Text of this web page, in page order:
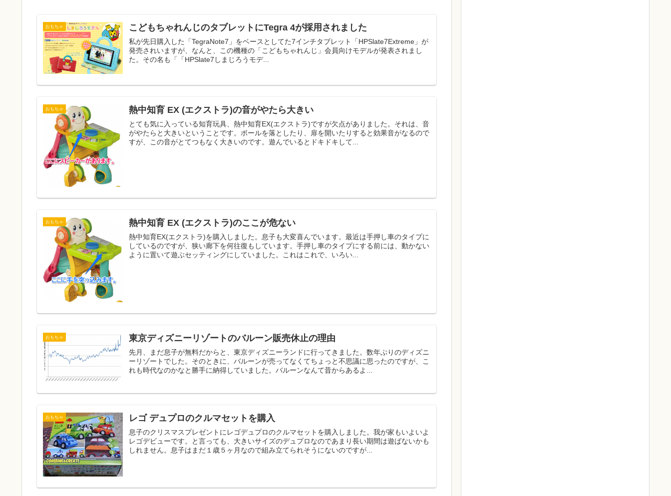
おもちゃ こどもちゃれんじのタブレットにTegra 4が採用されました
私が先日購入した「TegraNote7」をベースとしてた7インチタブレット「HPSlate7Extreme」が
発売されいますが、なんと、この機種の「こどもちゃれんじ」会員向けモデルが発表されまし
た。その名も「「HPSlate7しまじろうモデ...
おもちゃ 熱中知育 EX (エクストラ)の音がやたら大きい
とても気に入っている知育玩具、熱中知育EX(エクストラ)ですが欠点がありました。それは、音
がやたらと大きいということです。ボールを落としたり、扉を開いたりすると効果音がなるので
すが、この音がとてつもなく大きいのです。遊んでいるとドキドキして...
おもちゃ 熱中知育 EX (エクストラ)のここが危ない
熱中知育EX(エクストラ)を購入しました。息子も大変喜んでいます。最近は手押し車のタイプに
しているのですが、狭い廊下を何往復もしています。手押し車のタイプにする前には、動かない
ように置いて遊ぶセッティングにしていました。これはこれで、いろい...
おもちゃ 東京ディズニーリゾートのバルーン販売休止の理由
先月、まだ息子が無料だからと、東京ディズニーランドに行ってきました。数年ぶりのディズニ
ーリゾートでした。そのときに、バルーンが売ってなくてちょっと不思議に思ったのですが、こ
れも時代なのかなと勝手に納得していました。バルーンなんて昔からあるよ...
おもちゃ レゴ デュプロのクルマセットを購入
息子のクリスマスプレゼントにレゴデュプロのクルマセットを購入しました。我が家もいよいよ
レゴデビューです。と言っても、大きいサイズのデュプロなのであまり長い期間は遊ばないかも
しれません。息子はまだ１歳５ヶ月なので組み立てられそうにないのですが...